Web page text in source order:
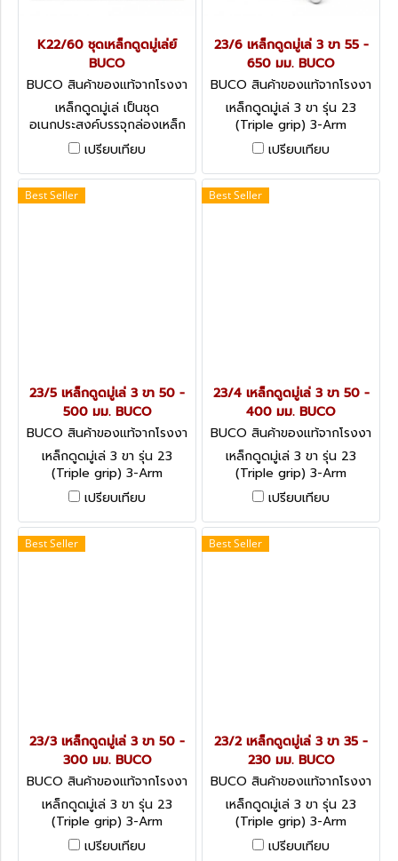
K22/60 ชุดเหล็กดูดมู่เล่ย์
BUCO
BUCO สินค้าของแท้จากโรงงา
นผู้ผลิต K22/60
เหล็กดูดมู่เล่ เป็นชุด
อเนกประสงค์บรรจุกล่องเหล็ก
Universal Set in steel
storage case
เปรียบเทียบ
23/6 เหล็กดูดมู่เล่ 3 ขา 55 -
650 มม. BUCO
BUCO สินค้าของแท้จากโรงงา
นผู้ผลิต 23/6
เหล็กดูดมู่เล่ 3 ขา รุ่น 23
(Triple grip) 3-Arm
Mechanical Pullers
เปรียบเทียบ
Best Seller
23/5 เหล็กดูดมู่เล่ 3 ขา 50 -
500 มม. BUCO
BUCO สินค้าของแท้จากโรงงา
นผู้ผลิต 23/5
เหล็กดูดมู่เล่ 3 ขา รุ่น 23
(Triple grip) 3-Arm
Mechanical Pullers
เปรียบเทียบ
Best Seller
23/4 เหล็กดูดมู่เล่ 3 ขา 50 -
400 มม. BUCO
BUCO สินค้าของแท้จากโรงงา
นผู้ผลิต 23/4
เหล็กดูดมู่เล่ 3 ขา รุ่น 23
(Triple grip) 3-Arm
Mechanical Pullers
เปรียบเทียบ
Best Seller
23/3 เหล็กดูดมู่เล่ 3 ขา 50 -
300 มม. BUCO
BUCO สินค้าของแท้จากโรงงา
นผู้ผลิต 23/3
เหล็กดูดมู่เล่ 3 ขา รุ่น 23
(Triple grip) 3-Arm
Mechanical Pullers
เปรียบเทียบ
Best Seller
23/2 เหล็กดูดมู่เล่ 3 ขา 35 -
230 มม. BUCO
BUCO สินค้าของแท้จากโรงงา
นผู้ผลิต 23/2
เหล็กดูดมู่เล่ 3 ขา รุ่น 23
(Triple grip) 3-Arm
Mechanical Pullers
เปรียบเทียบ